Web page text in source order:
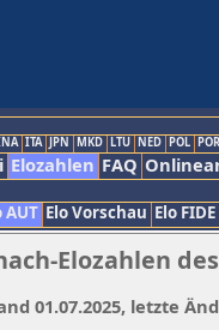
ITA JPN MKD LTU NED POL POR
Elozahlen FAQ
AUT Elo Vorschau Elo FIDE
Elozahlen des
01.07.2025, letzte